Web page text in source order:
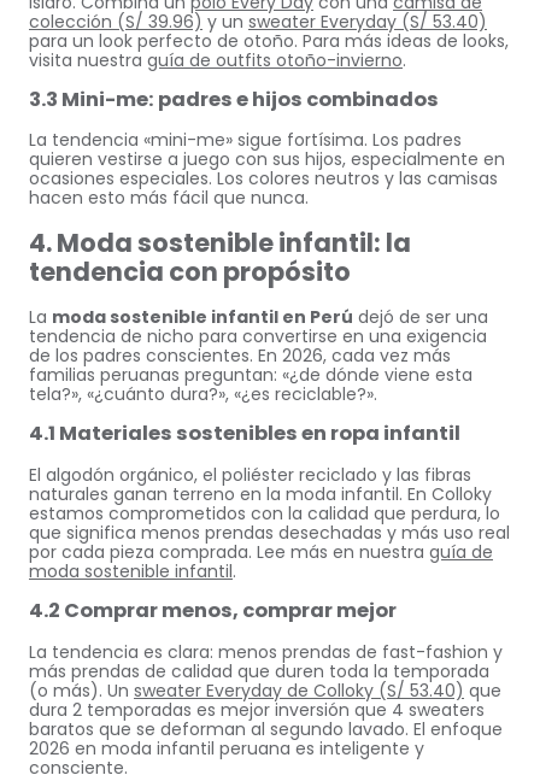
colección (S/ 39.96) y un sweater Everyday (S/ 53.40)
para un look perfecto de otoño. Para más ideas de looks,
visita nuestra guía de outfits otoño-invierno.
3.3 Mini-me: padres e hijos combinados
La tendencia «mini-me» sigue fortísima. Los padres
quieren vestirse a juego con sus hijos, especialmente en
ocasiones especiales. Los colores neutros y las camisas
hacen esto más fácil que nunca.
4. Moda sostenible infantil: la
tendencia con propósito
La moda sostenible infantil en Perú dejó de ser una
tendencia de nicho para convertirse en una exigencia
de los padres conscientes. En 2026, cada vez más
familias peruanas preguntan: «¿de dónde viene esta
tela?», «¿cuánto dura?», «¿es reciclable?».
4.1 Materiales sostenibles en ropa infantil
El algodón orgánico, el poliéster reciclado y las fibras
naturales ganan terreno en la moda infantil. En Colloky
estamos comprometidos con la calidad que perdura, lo
que significa menos prendas desechadas y más uso real
por cada pieza comprada. Lee más en nuestra guía de
moda sostenible infantil.
4.2 Comprar menos, comprar mejor
La tendencia es clara: menos prendas de fast-fashion y
más prendas de calidad que duren toda la temporada
(o más). Un sweater Everyday de Colloky (S/ 53.40) que
dura 2 temporadas es mejor inversión que 4 sweaters
baratos que se deforman al segundo lavado. El enfoque
2026 en moda infantil peruana es inteligente y
consciente.